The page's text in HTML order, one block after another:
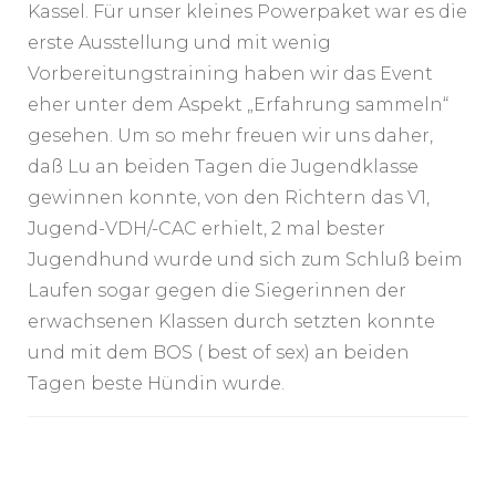
Kassel. Für unser kleines Powerpaket war es die
erste Ausstellung und mit wenig
Vorbereitungstraining haben wir das Event
eher unter dem Aspekt „Erfahrung sammeln“
gesehen. Um so mehr freuen wir uns daher,
daß Lu an beiden Tagen die Jugendklasse
gewinnen konnte, von den Richtern das V1,
Jugend-VDH/-CAC erhielt, 2 mal bester
Jugendhund wurde und sich zum Schluß beim
Laufen sogar gegen die Siegerinnen der
erwachsenen Klassen durch setzten konnte
und mit dem BOS ( best of sex) an beiden
Tagen beste Hündin wurde.